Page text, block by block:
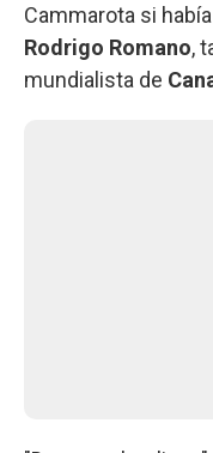
Cammarota si
Rodrigo Romano,
mundialista de